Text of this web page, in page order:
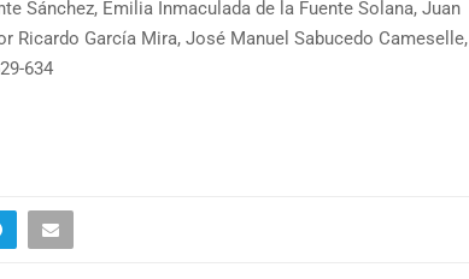
Sánchez, Emilia Inmaculada de la Fuente Solana, Juan
Ricardo García Mira, José Manuel Sabucedo Cameselle,
634